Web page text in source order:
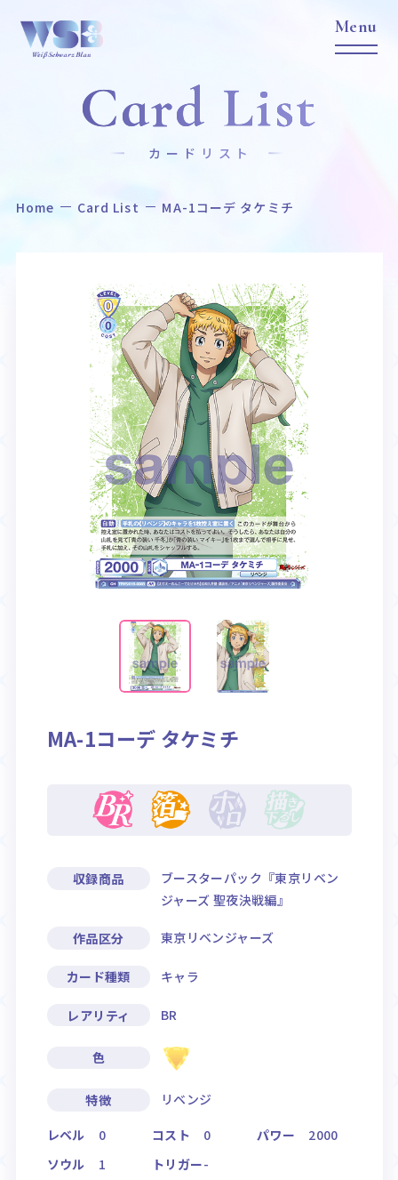
Home News
作品タイトル 商品情報
Event
イベント
Card List
カードリスト
Rule / Q&A
ルール/Q&A
Deck Recipe
デッキレシピ
Card List
カードリスト
Home Card List MA-1コーデ タケミチ
MA-1コーデ タケミチ
収録商品
ブースターパック『東京リベン
ジャーズ 聖夜決戦編』
作品区分 東京リベンジャーズ
カード種類 キャラ
レアリティ BR
色
特徴
リベンジ
レベル
0 コスト 0 パワー
2000
ソウル
1 トリガー-